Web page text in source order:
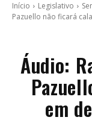
Início Legislativo
Pazuello não ficará
Áudio:
em